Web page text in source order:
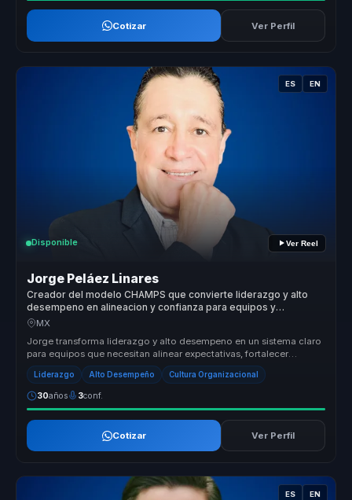
Cotizar Ver Perfil
ES EN
Disponible Ver Reel
Jorge Peláez Linares
Creador del modelo CHAMPS que convierte liderazgo y alto
desempeno en alineacion y confianza para equipos y
empresas.
MX
Jorge transforma liderazgo y alto desempeno en un sistema claro
para equipos que necesitan alinear expectativas, fortalecer
confianza y s...
Liderazgo Alto Desempeño Cultura Organizacional
30años 3conf.
Cotizar Ver Perfil
ES EN